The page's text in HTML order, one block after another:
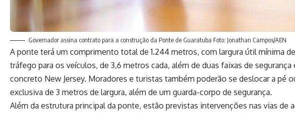
Governador assina contrato para a construção da Ponte de Guaratuba Foto: Jonathan Campos/AEN
A ponte terá um comprimento total de 1.244 metros, com largura útil mínima
tráfego para os veículos, de 3,6 metros cada, além de duas faixas de
concreto New Jersey. Moradores e turistas também poderão se deslocar a pé
exclusiva de 3 metros de largura, além de um guarda-corpo de segurança.
Além da estrutura principal da ponte, estão previstas intervenções nas vias de